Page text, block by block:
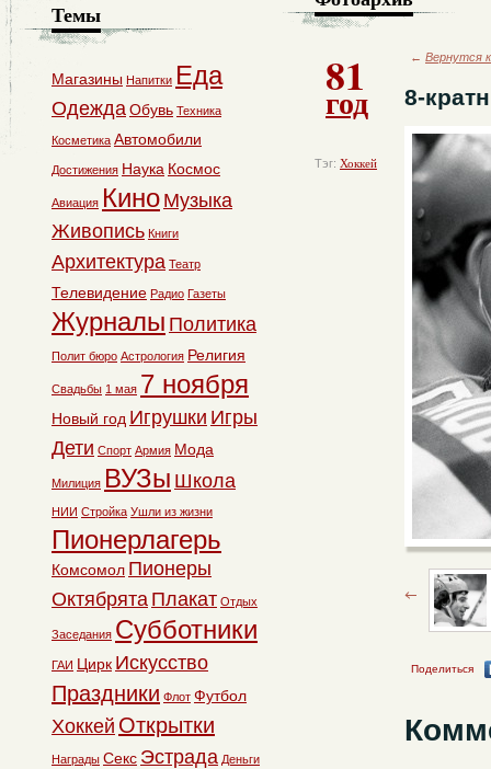
81
год
Тэг: Хоккей
← Вернутся
8-
Поделиться
Темы
Магазины Напитки Еда
ОдеждаОбувь Техника
Косметика Автомобили
Достижения Наука Космос
Авиация Кино Музыка
Живопись Книги
Архитектура Театр
Телевидение Радио Газеты
Журналы Политика
Полит бюро Астрология Религия
Свадьбы 1 мая 7 ноября
Новый год Игрушки Игры
Дети Спорт Армия Мода
Милиция ВУЗы Школа
НИИ Стройка Ушли из жизни
Пионерлагерь
Комсомол Пионеры
Октябрята Плакат Отдых
Заседания Субботники
ГАИ Цирк Искусство
Праздники Флот Футбол
Хоккей Открытки
Награды Секс Эстрада Деньги